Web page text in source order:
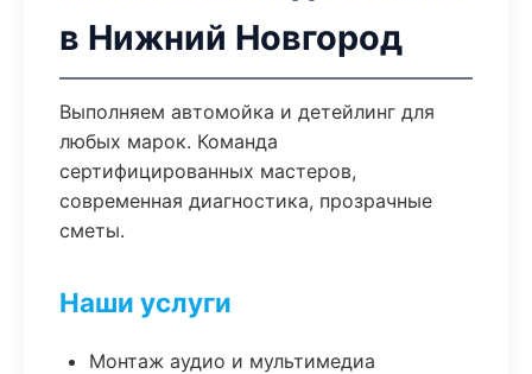
в Нижний Новгород
Выполняем автомойка и детейлинг для
любых марок. Команда
сертифицированных мастеров,
современная диагностика, прозрачные
сметы.
Наши услуги
Монтаж аудио и мультимедиа